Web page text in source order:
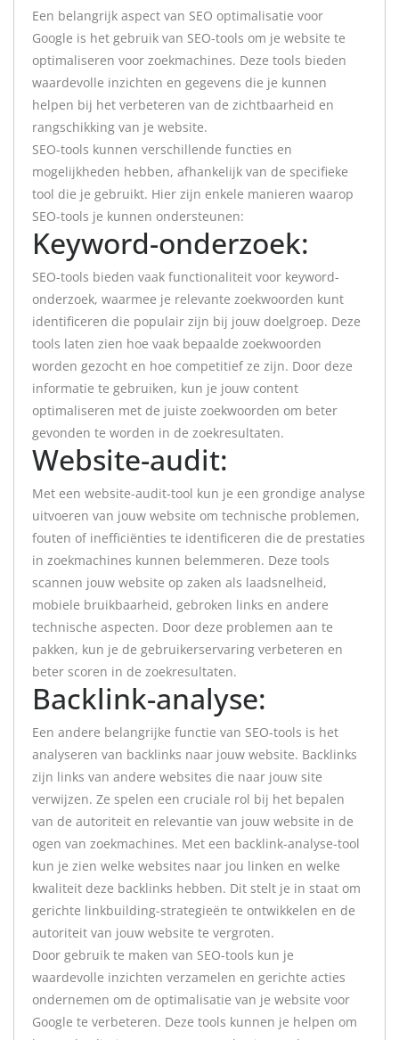
Een belangrijk aspect van SEO optimalisatie voor
Google is het gebruik van SEO-tools om je website te
optimaliseren voor zoekmachines. Deze tools bieden
waardevolle inzichten en gegevens die je kunnen
helpen bij het verbeteren van de zichtbaarheid en
rangschikking van je website.
SEO-tools kunnen verschillende functies en
mogelijkheden hebben, afhankelijk van de specifieke
tool die je gebruikt. Hier zijn enkele manieren waarop
SEO-tools je kunnen ondersteunen:
Keyword-onderzoek:
SEO-tools bieden vaak functionaliteit voor keyword-
onderzoek, waarmee je relevante zoekwoorden kunt
identificeren die populair zijn bij jouw doelgroep. Deze
tools laten zien hoe vaak bepaalde zoekwoorden
worden gezocht en hoe competitief ze zijn. Door deze
informatie te gebruiken, kun je jouw content
optimaliseren met de juiste zoekwoorden om beter
gevonden te worden in de zoekresultaten.
Website-audit:
Met een website-audit-tool kun je een grondige analyse
uitvoeren van jouw website om technische problemen,
fouten of inefficiënties te identificeren die de prestaties
in zoekmachines kunnen belemmeren. Deze tools
scannen jouw website op zaken als laadsnelheid,
mobiele bruikbaarheid, gebroken links en andere
technische aspecten. Door deze problemen aan te
pakken, kun je de gebruikerservaring verbeteren en
beter scoren in de zoekresultaten.
Backlink-analyse:
Een andere belangrijke functie van SEO-tools is het
analyseren van backlinks naar jouw website. Backlinks
zijn links van andere websites die naar jouw site
verwijzen. Ze spelen een cruciale rol bij het bepalen
van de autoriteit en relevantie van jouw website in de
ogen van zoekmachines. Met een backlink-analyse-tool
kun je zien welke websites naar jou linken en welke
kwaliteit deze backlinks hebben. Dit stelt je in staat om
gerichte linkbuilding-strategieën te ontwikkelen en de
autoriteit van jouw website te vergroten.
Door gebruik te maken van SEO-tools kun je
waardevolle inzichten verzamelen en gerichte acties
ondernemen om de optimalisatie van je website voor
Google te verbeteren. Deze tools kunnen je helpen om